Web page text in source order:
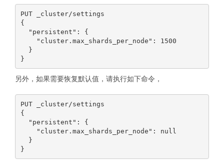
PUT _cluster/settings
{
  "persistent": {
    "cluster.max_shards_per_node": 1500
  }
另外，如果需要恢复默认值，请执行如下命令，
PUT _cluster/settings
{
  "persistent": {
    "cluster.max_shards_per_node": null
  }